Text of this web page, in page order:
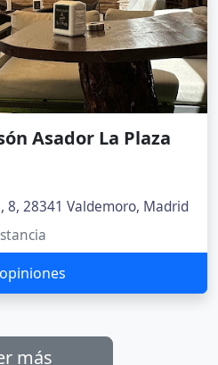
Asador La Plaza
8, 28341 Valdemoro, Madrid
más